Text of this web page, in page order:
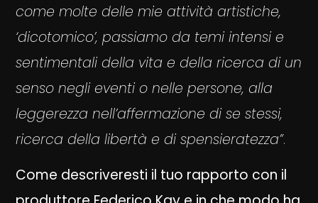
come molte delle mie attività artistiche,
‘dicotomico’, passiamo da temi intensi e
sentimentali della vita e della ricerca di un
senso negli eventi o nelle persone, alla
leggerezza nell’affermazione di se stessi,
ricerca della libertà e di spensieratezza”.
Come descriveresti il tuo rapporto con il